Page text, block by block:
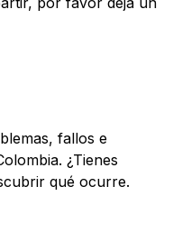
fallos e
¿Tienes
qué ocurre.